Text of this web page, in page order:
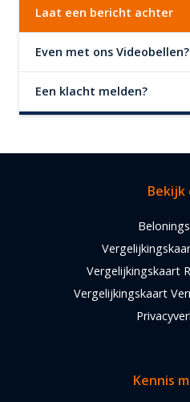
Laat een bericht achter
Even met ons Videobellen?
Een klacht melden?
Bekijk
Vergelijkingskaart
Vergelijkingskaart
Kennis